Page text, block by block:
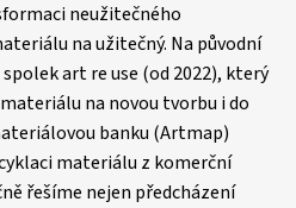
neužitečného
na užitečný. Na původní
art re use (od 2022), který
na novou tvorbu i do
banku (Artmap)
materiálu z komerční
řešíme nejen předcházení